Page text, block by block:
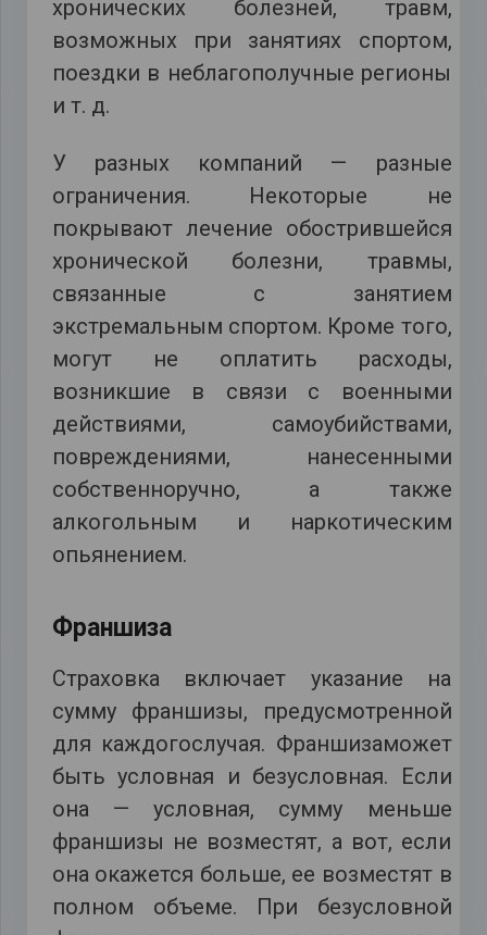
хронических болезней, травм,
возможных при занятиях спортом,
поездки в неблагополучные регионы
и т. д.
У разных компаний — разные
ограничения. Некоторые не
покрывают лечение обострившейся
хронической болезни, травмы,
связанные с занятием
экстремальным спортом. Кроме того,
могут не оплатить расходы,
возникшие в связи с военными
действиями, самоубийствами,
повреждениями, нанесенными
собственноручно, а также
алкогольным и наркотическим
опьянением.
Франшиза
Страховка включает указание на
сумму франшизы, предусмотренной
для каждогослучая. Франшизаможет
быть условная и безусловная. Если
она — условная, сумму меньше
франшизы не возместят, а вот, если
она окажется больше, ее возместят в
полном объеме. При безусловной